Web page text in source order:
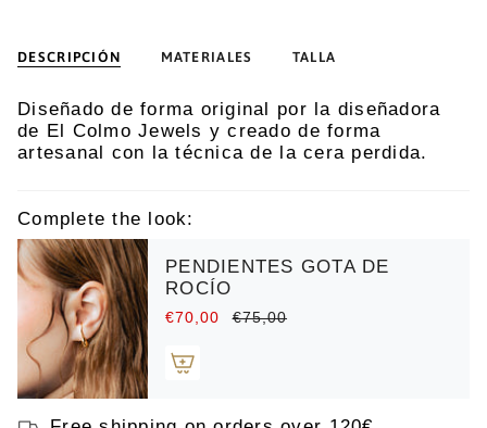
DESCRIPCIÓN MATERIALES TALLA
Diseñado de forma original por la diseñadora
de El Colmo Jewels y creado de forma
artesanal con la técnica de la cera perdida.
Complete the look:
PENDIENTES GOTA DE
ROCÍO
€70,00 €75,00